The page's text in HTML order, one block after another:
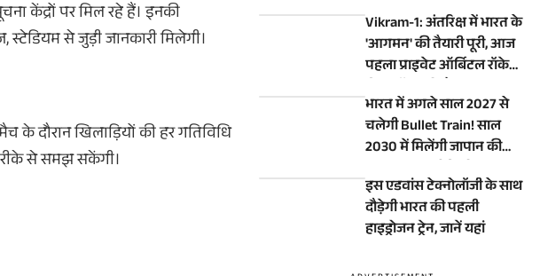
केंद्रों पर मिल रहे हैं। इनकी
से जुड़ी जानकारी मिलेगी।
दौरान खिलाड़ियों की हर गतिविधि
से समझ सकेंगी।
Vikram-1: अंतरिक्ष में भारत के
'आगमन' की तैयारी पूरी, आज
पहला प्राइवेट ऑर्बिटल रॉकेट
भारत में अगले साल 2027 से
चलेगी Bullet Train! साल
2030 में मिलेंगी जापान की
इस एडवांस टेक्नोलॉजी के साथ
दौड़ेगी भारत की पहली
हाइड्रोजन ट्रेन, जानें यहां